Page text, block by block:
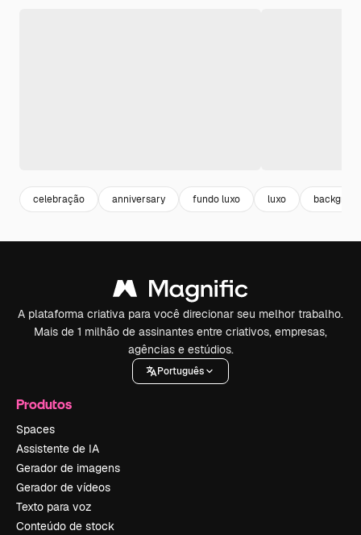
celebração anniversary fundo luxo luxo
A plataforma criativa para você direcionar seu melhor trabalho.
Mais de 1 milhão de assinantes entre criativos, empresas,
agências e estúdios.
Português
Produtos
Spaces
Assistente de IA
Gerador de imagens
Gerador de vídeos
Texto para voz
Conteúdo de stock